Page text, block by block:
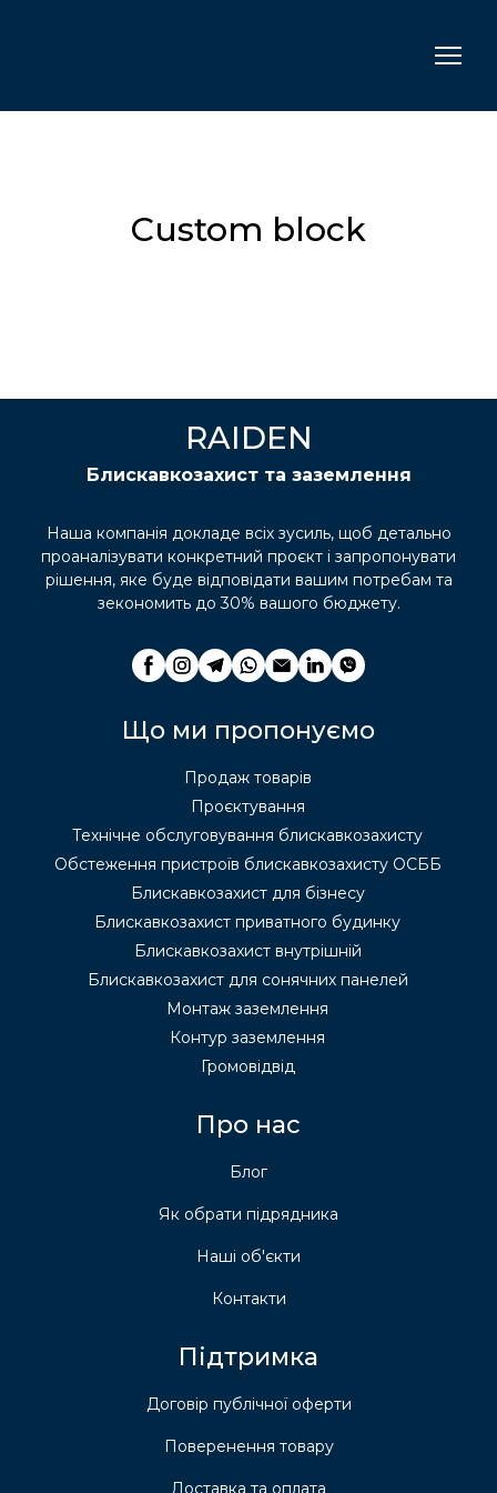
Custom block
RAIDEN
Блискавкозахист та заземлення
Наша компанія докладе всіх зусиль, щоб детально
проаналізувати конкретний проєкт і запропонувати
рішення, яке буде відповідати вашим потребам та
зекономить до 30% вашого бюджету.
Що ми пропонуємо
Продаж товарів
Проєктування
Технічне обслуговування блискавкозахисту
Обстеження пристроїв блискавкозахисту ОСББ
Блискавкозахист для бізнесу
Блискавкозахист приватного будинку
Блискавкозахист внутрішній
Блискавкозахист для сонячних панелей
Монтаж заземлення
Контур заземлення
Громовідвід
Про нас
Блог
Як обрати підрядника
Наші об'єкти
Контакти
Підтримка
Договір публічної оферти
Поверенення товару
Доставка та оплата